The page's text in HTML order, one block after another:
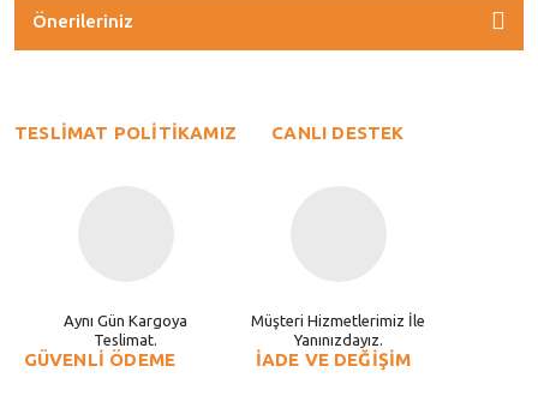
Önerileriniz
TESLİMAT POLİTİKAMIZ
Aynı Gün Kargoya
Teslimat.
CANLI DESTEK
Müşteri Hizmetlerimiz İle
Yanınızdayız.
GÜVENLİ ÖDEME İADE VE DEĞİŞİM